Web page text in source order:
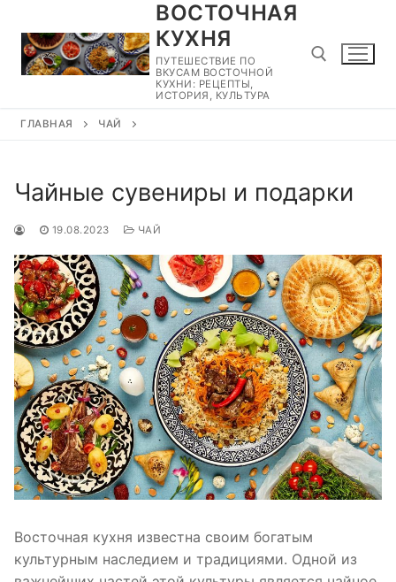
содержимому
ВОСТОЧНАЯ
КУХНЯ
ПУТЕШЕСТВИЕ ПО
ВКУСАМ ВОСТОЧНОЙ
КУХНИ: РЕЦЕПТЫ,
ИСТОРИЯ, КУЛЬТУРА
ГЛАВНАЯ ЧАЙ
Чайные сувениры и подарки
19.08.2023 ЧАЙ
Восточная кухня известна своим богатым
культурным наследием и традициями. Одной из